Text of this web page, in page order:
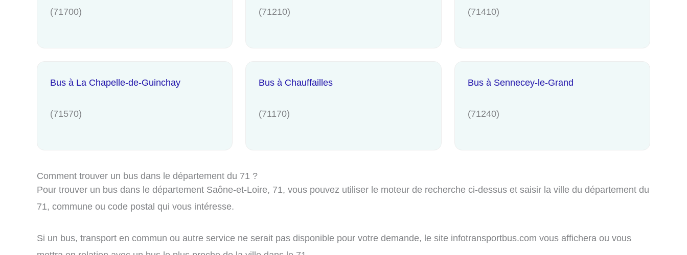
(71700) (71210) (71410)
Bus à La Chapelle-de-Guinchay
(71570)
Bus à Chauffailles
(71170)
Bus à Sennecey-le-Grand
(71240)
Comment trouver un bus dans le département du 71 ?
Pour trouver un bus dans le département Saône-et-Loire, 71, vous pouvez utiliser le moteur de recherche ci-dessus et saisir la ville du département du
71, commune ou code postal qui vous intéresse.
Si un bus, transport en commun ou autre service ne serait pas disponible pour votre demande, le site infotransportbus.com vous affichera ou vous